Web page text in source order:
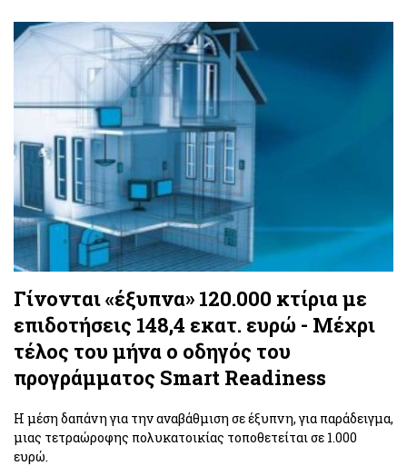
Γίνονται «έξυπνα» 120.000 κτίρια με
επιδοτήσεις 148,4 εκατ. ευρώ - ​​​​​​​Μέχρι
τέλος του μήνα ο οδηγός του
προγράμματος Smart Readiness
Η μέση δαπάνη για την αναβάθμιση σε έξυπνη, για παράδειγμα,
μιας τετραώροφης πολυκατοικίας τοποθετείται σε 1.000
ευρώ.